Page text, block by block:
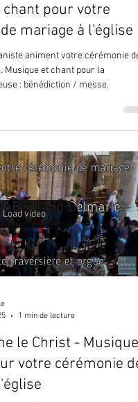
pour votre
mariage à l'église
animent votre cérémonie de
Musique et chant pour la
: bénédiction / messe.
Load video
1 min de lecture
le Christ - Musique
votre cérémonie de